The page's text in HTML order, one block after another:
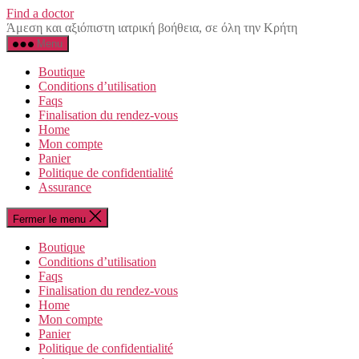
Aller
au
contenu
Find a doctor
Άμεση και αξιόπιστη ιατρική βοήθεια, σε όλη την Κρήτη
Menu
Boutique
Conditions d’utilisation
Faqs
Finalisation du rendez-vous
Home
Mon compte
Panier
Politique de confidentialité
Αssurance
Fermer le menu
Boutique
Conditions d’utilisation
Faqs
Finalisation du rendez-vous
Home
Mon compte
Panier
Politique de confidentialité